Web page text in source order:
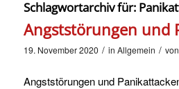
Schlagwortarchiv für:
Angststörungen und
19. November 2020 / in Allgemein / von
Angststörungen und